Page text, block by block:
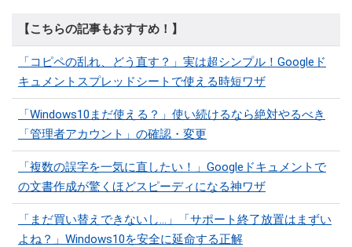
【こちらの記事もおすすめ！】
「コピペの乱れ、どう直す？」実は超シンプル！Googleド
キュメントスプレッドシートで使える時短ワザ
「Windows10まだ使える？」使い続けるなら絶対やるべき
「管理者アカウント」の確認・変更
「複数の誤字を一気に直したい！」Googleドキュメントで
の文書作成が驚くほどスピーディになる神ワザ
「まだ買い替えできないし…」「サポート終了放置はまずい
よね？」Windows10を安全に延命する正解